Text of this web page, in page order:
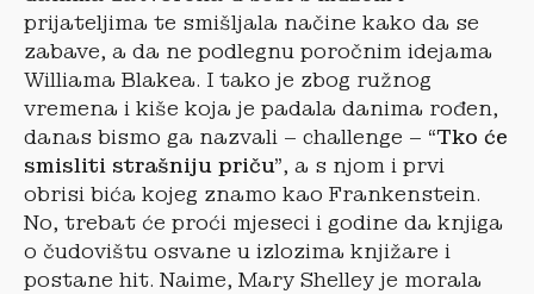
prijateljima te smišljala načine kako da se
zabave, a da ne podlegnu poročnim idejama
Williama Blakea. I tako je zbog ružnog
vremena i kiše koja je padala danima rođen,
danas bismo ga nazvali – challenge – “Tko će
smisliti strašniju priču”, a s njom i prvi
obrisi bića kojeg znamo kao Frankenstein.
No, trebat će proći mjeseci i godine da knjiga
o čudovištu osvane u izlozima knjižare i
postane hit. Naime, Mary Shelley je morala